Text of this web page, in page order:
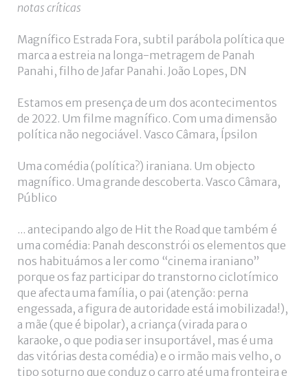
notas críticas
Magnífico Estrada Fora, subtil parábola política que
marca a estreia na longa-metragem de Panah
Panahi, filho de Jafar Panahi. João Lopes, DN
Estamos em presença de um dos acontecimentos
de 2022. Um filme magnífico. Com uma dimensão
política não negociável. Vasco Câmara, Ípsilon
Uma comédia (política?) iraniana. Um objecto
magnífico. Uma grande descoberta. Vasco Câmara,
Público
... antecipando algo de Hit the Road que também é
uma comédia: Panah desconstrói os elementos que
nos habituámos a ler como “cinema iraniano”
porque os faz participar do transtorno ciclotímico
que afecta uma família, o pai (atenção: perna
engessada, a figura de autoridade está imobilizada!),
a mãe (que é bipolar), a criança (virada para o
karaoke, o que podia ser insuportável, mas é uma
das vitórias desta comédia) e o irmão mais velho, o
tipo soturno que conduz o carro até uma fronteira e